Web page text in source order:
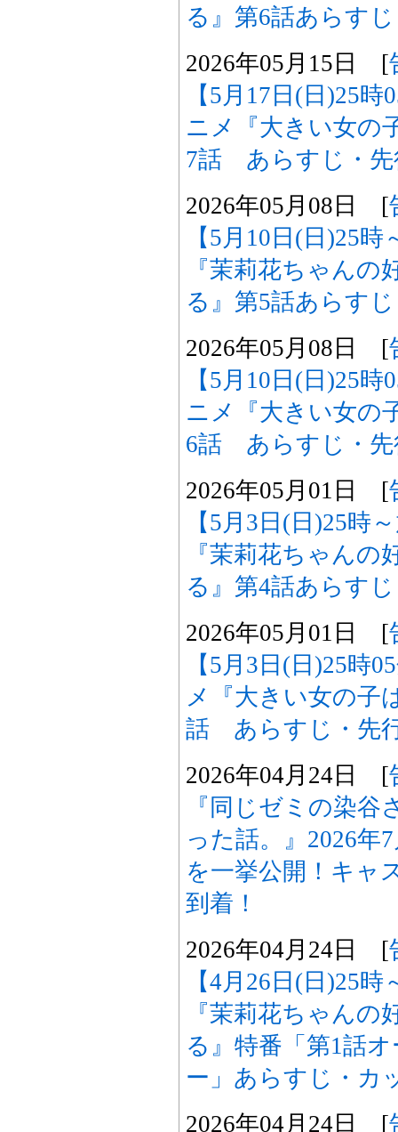
る』第6話あらす
2026年05月15日 [
【5月17日(日)25
ニメ『大きい女の
7話 あらすじ・先
2026年05月08日 [
【5月10日(日)25
『茉莉花ちゃん
る』第5話あらす
2026年05月08日 [
【5月10日(日)25
ニメ『大きい女の
6話 あらすじ・先
2026年05月01日 [
【5月3日(日)25時
『茉莉花ちゃん
る』第4話あらす
2026年05月01日 [
【5月3日(日)25時
メ『大きい女の子
話 あらすじ・先
2026年04月24日 [
『同じゼミの染
った話。』2026年
を一挙公開！キャ
到着！
2026年04月24日 [
【4月26日(日)25
『茉莉花ちゃん
る』特番「第1話
ー」あらすじ・カ
2026年04月24日 [